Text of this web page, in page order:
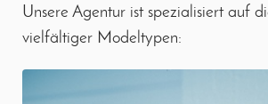
Unsere Agentur ist spezialisiert auf
vielfältiger Modeltypen: